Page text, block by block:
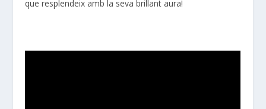
que resplendeix amb la seva brillant aura!